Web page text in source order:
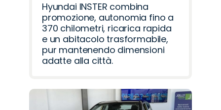
Hyundai INSTER combina
promozione, autonomia fino a
370 chilometri, ricarica rapida
e un abitacolo trasformabile,
pur mantenendo dimensioni
adatte alla città.